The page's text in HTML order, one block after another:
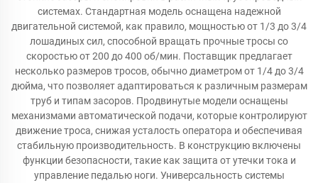
системах. Стандартная модель оснащена надежной
двигательной системой, как правило, мощностью от 1/3 до 3/4
лошадиных сил, способной вращать прочные тросы со
скоростью от 200 до 400 об/мин. Поставщик предлагает
несколько размеров тросов, обычно диаметром от 1/4 до 3/4
дюйма, что позволяет адаптироваться к различным размерам
труб и типам засоров. Продвинутые модели оснащены
механизмами автоматической подачи, которые контролируют
движение троса, снижая усталость оператора и обеспечивая
стабильную производительность. В конструкцию включены
функции безопасности, такие как защита от утечки тока и
управление педалью ноги. Универсальность системы